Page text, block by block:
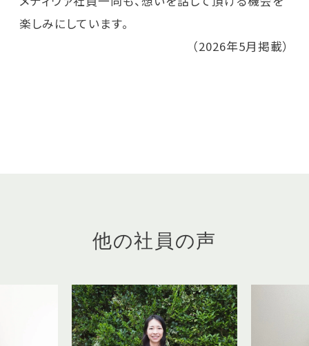
楽しみにしています。
（2026年5月掲載）
他の社員の声